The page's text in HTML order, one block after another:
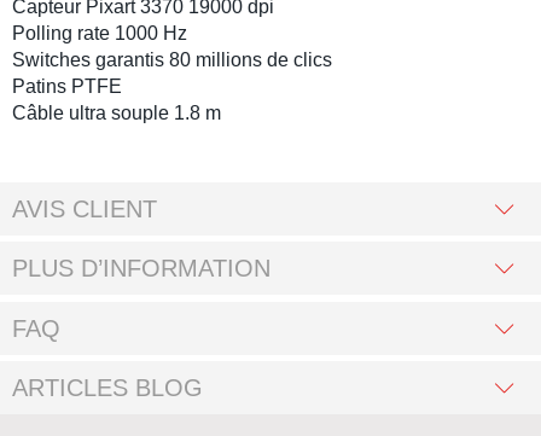
Capteur Pixart3370 19000 dpi
Polling rate 1000 Hz
Switches garantis 80 millions de clics
Patins PTFE
Câble ultra souple 1.8 m
AVIS CLIENT
PLUS D’INFORMATION
FAQ
ARTICLES BLOG